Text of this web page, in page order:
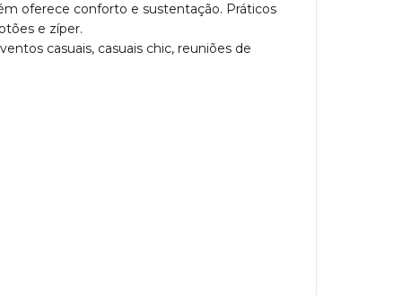
oferece conforto e sustentação. Práticos
e zíper.
casuais, casuais chic, reuniões de